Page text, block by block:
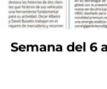
Semana del 6